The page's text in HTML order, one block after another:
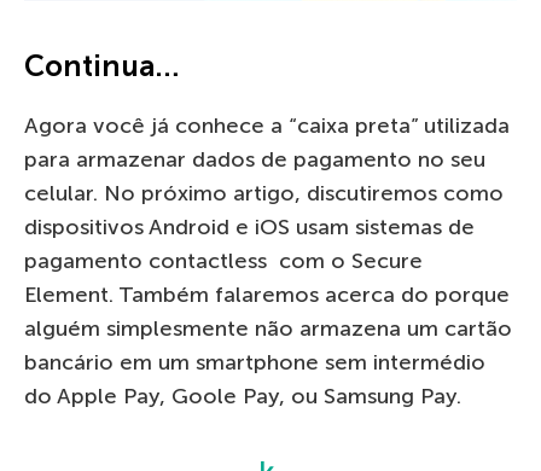
Continua…
Agora você já conhece a “caixa preta” utilizada
para armazenar dados de pagamento no seu
celular. No próximo artigo, discutiremos como
dispositivos Android e iOS usam sistemas de
pagamento contactless com o Secure
Element. Também falaremos acerca do porque
alguém simplesmente não armazena um cartão
bancário em um smartphone sem intermédio
do Apple Pay, Goole Pay, ou Samsung Pay.